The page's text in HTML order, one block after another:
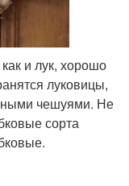
и лук, хорошо
луковицы,
чешуями. Не
сорта